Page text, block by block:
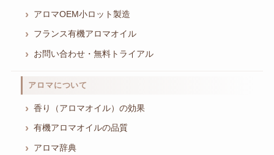
アロマOEM小ロット製造
フランス有機アロマオイル
お問い合わせ・無料トライアル
アロマについて
香り（アロマオイル）の効果
有機アロマオイルの品質
アロマ辞典